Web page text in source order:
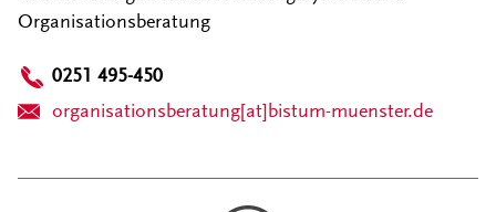
Organisationsberatung
0251 495-450
organisationsberatung[at]bistum-muenster.de